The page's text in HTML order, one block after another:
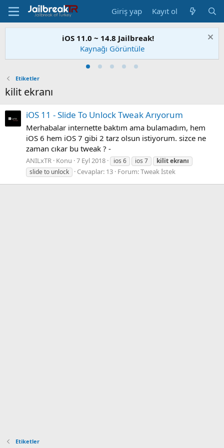
Giriş yap Kayıt ol
iOS 11.0 ~ 14.8 Jailbreak!
Kaynağı Görüntüle
Etiketler
kilit ekranı
iOS 11 - Slide To Unlock Tweak Arıyorum
Merhabalar internette baktım ama bulamadım, hem
iOS 6 hem iOS 7 gibi 2 tarz olsun istiyorum. sizce ne
zaman cıkar bu tweak ? -
ANILxTR Konu 7 Eyl 2018 ios 6 ios 7 kilitekranı
slide to unlock
Cevaplar: 13 Forum:Tweak İstek
Etiketler